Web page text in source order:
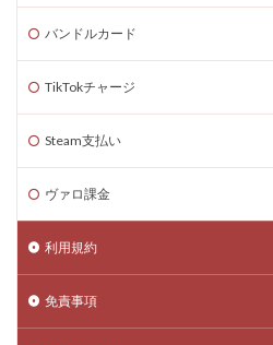
バンドルカード
TikTokチャージ
Steam支払い
ヴァロ課金
利用規約
免責事項